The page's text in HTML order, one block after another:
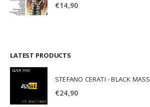
€14,90
LATEST PRODUCTS
STEFANO CERATI - BLACK MASS
€24,90